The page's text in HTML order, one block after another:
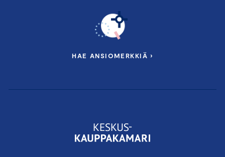
HAE ANSIOMERKKIÄ ›